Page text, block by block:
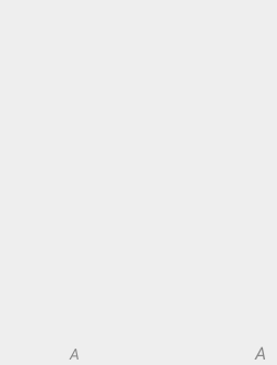
A A